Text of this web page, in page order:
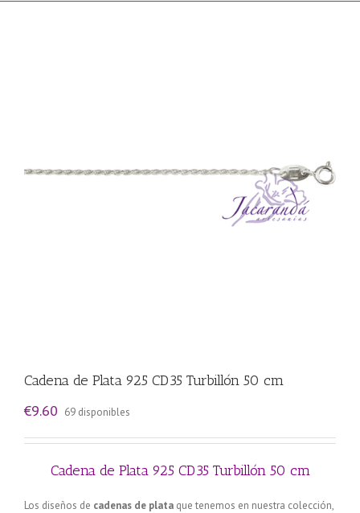
Cadena de Plata 925 CD35 Turbillón 50 cm
€9.60 69 disponibles
Cadena de Plata 925 CD35 Turbillón 50 cm
Los diseños de cadenas de plata que tenemos en nuestra colección,